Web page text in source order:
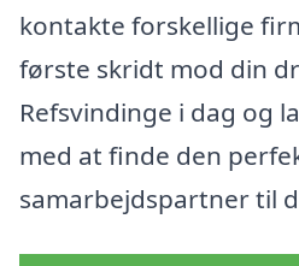
kontakte forskellige
første skridt mod din
Refsvindinge i dag og
med at finde den
samarbejdspartner til